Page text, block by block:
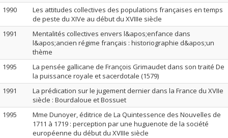
1990
Les attitudes collectives des populations françaises en temps
de peste du XIVe au début du XVIIIe siècle
1991
Mentalités collectives envers l&apos;enfance dans
l&apos;ancien régime français : historiographie d&apos;un
thème
1995
La pensée gallicane de François Grimaudet dans son traité De
la puissance royale et sacerdotale (1579)
1991
La prédication sur le jugement dernier dans la France du XVIIe
siècle : Bourdaloue et Bossuet
1995
Mme Dunoyer, éditrice de La Quintessence des Nouvelles de
1711 à 1719 : perception par une huguenote de la société
européenne du début du XVIIIe siècle